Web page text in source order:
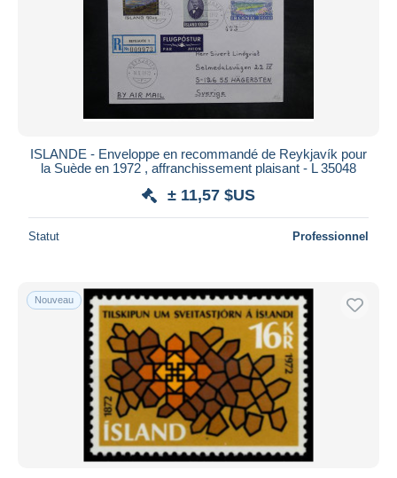
ISLANDE - Enveloppe en recommandé de Reykjavík pour
la Suède en 1972 , affranchissement plaisant - L 35048
± 11,57 $US
Statut Professionnel
Nouveau